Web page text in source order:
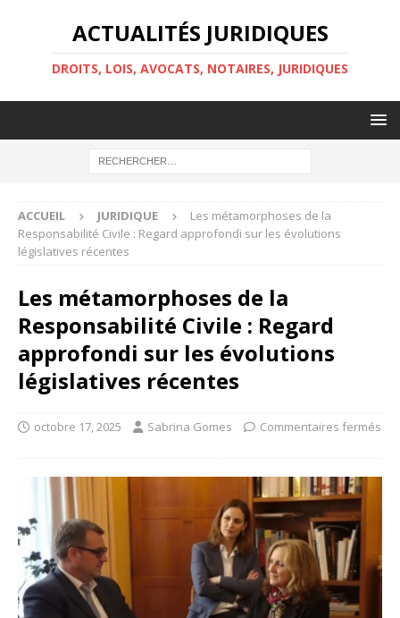
ACTUALITÉS JURIDIQUES
DROITS, LOIS, AVOCATS, NOTAIRES, JURIDIQUES
ACCUEIL JURIDIQUE
Les métamorphoses de la
Responsabilité Civile : Regard approfondi sur les évolutions
législatives récentes
Les métamorphoses de la
Responsabilité Civile : Regard
approfondi sur les évolutions
législatives récentes
octobre 17, 2025 Sabrina Gomes Commentaires fermés